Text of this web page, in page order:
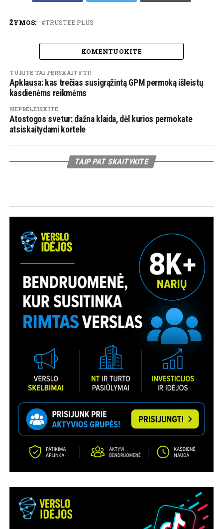
ŽYMOS: TRUSTEE PLUS
KOMENTUOKITE
TURITE TAI PERSKAITYTI!
Apklausa: kas trečias susigrąžintą GPM permoką išleistų
kasdienėms reikmėms
NEPRELEISKITE
Atostogos svetur: dažna klaida, dėl kurios permokate
atsiskaitydami kortele
TAIP PAT SKAITYKITE